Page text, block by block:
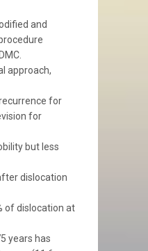
and
approach,
for
for
but less
dislocation
of dislocation at
years has